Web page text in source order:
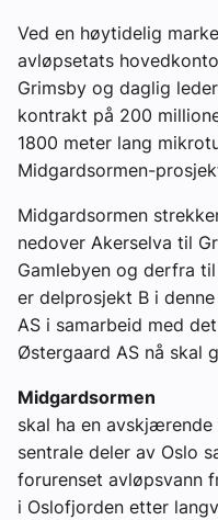
Ved en høytidelig
avløpsetats
Grimsby og daglig
kontrakt på 200
1800 meter lang
Midgardsormen-
Midgardsormen
nedover Akerselva til
Gamlebyen og derfra
er delprosjekt B i
AS i samarbeid med
Østergaard AS nå skal
Midgardsormen
skal ha en
sentrale deler av Oslo
forurenset avløpsvann
i Oslofjorden etter